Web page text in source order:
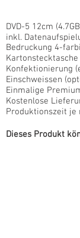
DVD-5 12cm
inkl.
Bedruckung 4-
Konfektionierung
Einschweissen
Einmalige
Kostenlose
Produktionszeit je
Dieses Produkt